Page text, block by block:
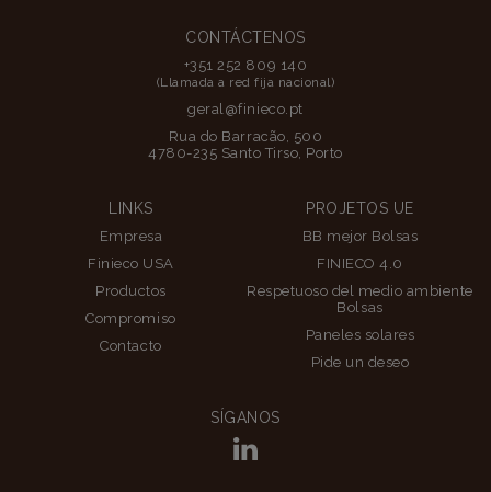
CONTÁCTENOS
+351 252 809 140
(Llamada a red fija nacional)
geral@finieco.pt
Rua do Barracão, 500
4780-235 Santo Tirso, Porto
LINKS
Empresa
Finieco USA
Productos
Compromiso
Contacto
PROJETOS UE
BB mejor Bolsas
FINIECO 4.0
Respetuoso del medio ambiente
Bolsas
Paneles solares
Pide un deseo
SÍGANOS